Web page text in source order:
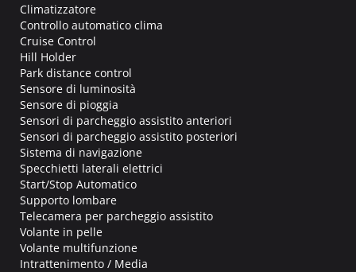
Climatizzatore
Controllo automatico clima
Cruise Control
Hill Holder
Park distance control
Sensore di luminosità
Sensore di pioggia
Sensori di parcheggio assistito anteriori
Sensori di parcheggio assistito posteriori
Sistema di navigazione
Specchietti laterali elettrici
Start/Stop Automatico
Supporto lombare
Telecamera per parcheggio assistito
Volante in pelle
Volante multifunzione
Intrattenimento / Media